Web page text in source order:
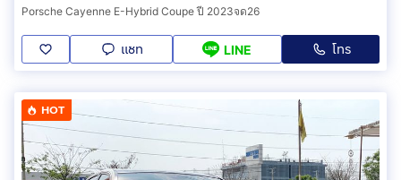
Porsche Cayenne E-Hybrid Coupe ปี 2023จด26
แชท LINE โทร
HOT